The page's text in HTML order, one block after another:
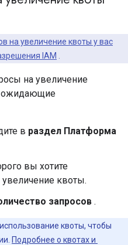
на увеличение квоты у вас
IAM
на увеличение
ожидающие
в раздел Платформа
вы хотите
увеличение квоты.
запросов .
квоты, чтобы
Подробнее о квотах и ​​